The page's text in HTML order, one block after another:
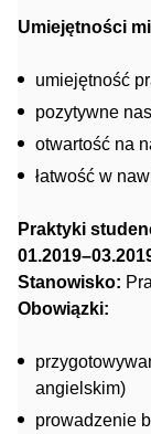
Umiejętności
umiejętność
pozytywne
otwartość na
łatwość w
Praktyki
Stanowisko:
Obowiązki:
angielskim)
prowadzenie